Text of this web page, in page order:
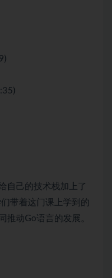
自己的技术栈加上了
带着这门课上学到的
推动Go语言的发展。